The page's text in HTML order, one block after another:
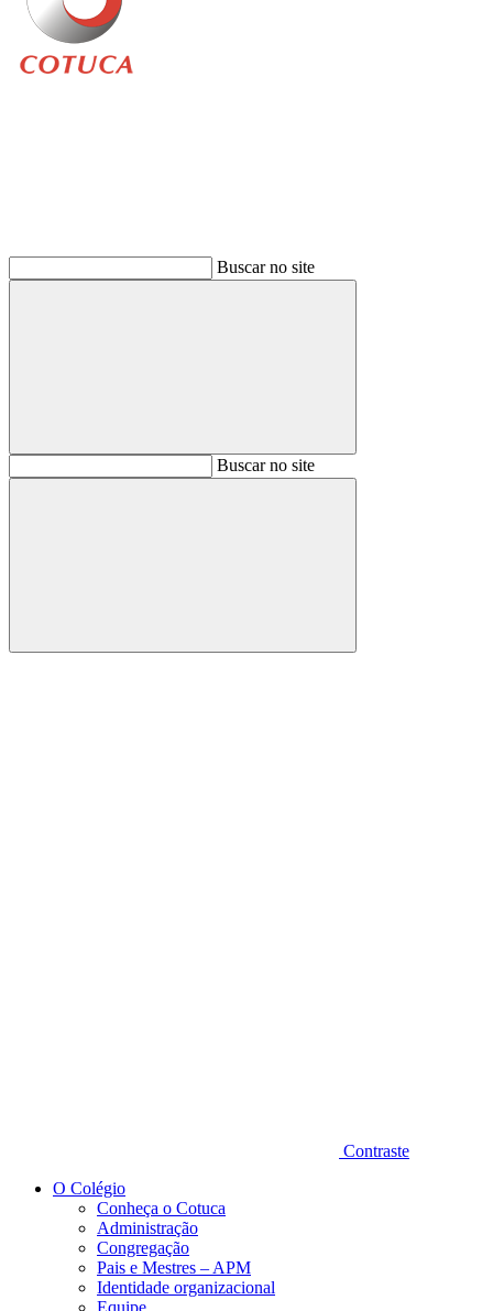
Buscar no site
BuscarBuscar no site
Buscar
Contraste
O Colégio
Conheça o Cotuca
Administração
Congregação
Pais e Mestres – APM
Identidade organizacional
Equipe